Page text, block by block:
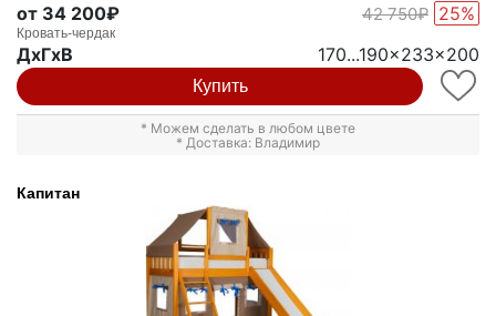
от 34 200₽ 42 750₽ 25%
Кровать-чердак
ДxГxВ 170...190x233x200
Купить
* Можем сделать в любом цвете
* Доставка: Владимир
Капитан